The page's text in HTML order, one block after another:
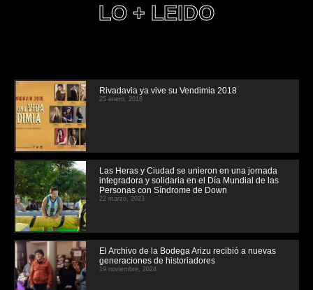
LO + LEIDO
Rivadavia ya vive su Vendimia 2018
25 enero, 2018
Las Heras y Ciudad se unieron en una jornada
integradora y solidaria en el Día Mundial de las
Personas con Síndrome de Down
22 marzo, 2023
El Archivo de la Bodega Arizu recibió a nuevas
generaciones de historiadores
19 noviembre, 2024